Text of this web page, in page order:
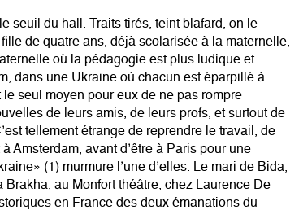
seuil du hall. Traits tirés, teint blafard, on le
de quatre ans, déjà scolarisée à la maternelle,
où la pédagogie est plus ludique et
dans une Ukraine où chacun est éparpillé à
seul moyen pour eux de ne pas rompre
de leurs amis, de leurs profs, et surtout de
tellement étrange de reprendre le travail, de
Amsterdam, avant d’être à Paris pour une
(1) murmure l’une d’elles. Le mari de Bida,
Brakha, au Monfort théâtre, chez Laurence De
en France des deux émanations du